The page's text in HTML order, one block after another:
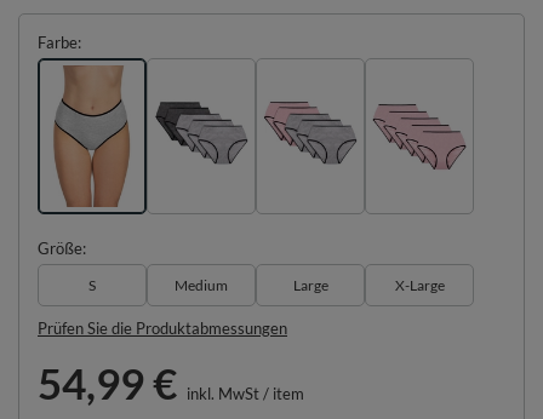
Farbe
Größe
S Medium Large X-Large
Prüfen Sie die Produktabmessungen
54,99 € inkl. MwSt/ item